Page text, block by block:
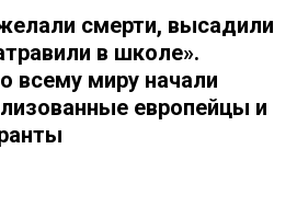
смерти, высадили
в школе».
всему миру начали
европейцы и